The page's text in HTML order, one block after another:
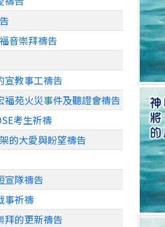
音崇拜禱告
宣教事工禱告
苑火災事件及聽證會禱告
考生祈禱
的大愛與盼望禱告
宣隊禱告
事祈禱
拜的更新禱告